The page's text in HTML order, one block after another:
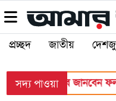
প্রচ্ছদ জাতীয়
সদ্য পাওয়া
যেভাবে জানবেন